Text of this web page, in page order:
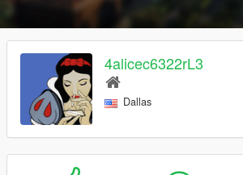
4alicec6322rL3
Dallas